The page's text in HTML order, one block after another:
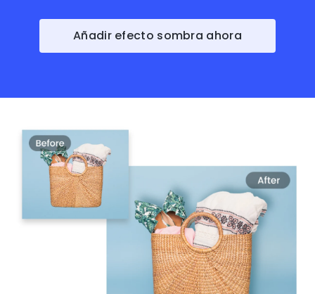
Añadir efecto sombra ahora